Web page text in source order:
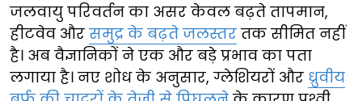
जलवायु परिवर्तन का असर केवल बढ़ते तापमान,
हीटवेव और समुद्र के बढ़ते जलस्तर तक सीमित नहीं
है। अब वैज्ञानिकों ने एक और बड़े प्रभाव का पता
लगाया है। नए शोध के अनुसार, ग्लेशियरों और ध्रुवीय